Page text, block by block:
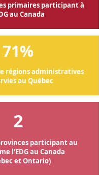
primaires participant à
au Canada
71%
régions administratives
au Québec
2
participant au
l'EDG au Canada
et Ontario)